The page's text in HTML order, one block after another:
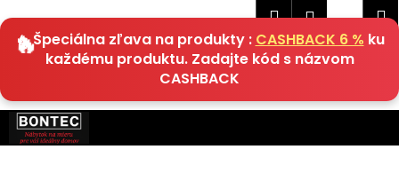
🔥 Špeciálna zľava na produkty : CASHBACK 6 % ku
každému produktu. Zadajte kód s názvom
CASHBACK
Prejsť
na
EUR Hľadať
košík
K
o
k
Späť
Späť
Č
o
p